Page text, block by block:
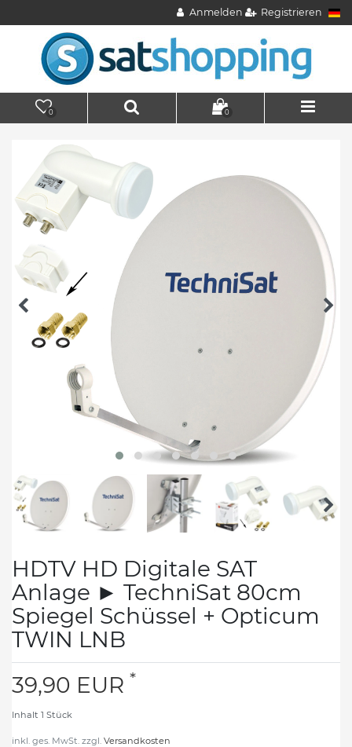
Anmelden Registrieren
0 0
HDTV HD Digitale SAT
Anlage ► TechniSat 80cm
Spiegel Schüssel + Opticum
TWIN LNB
39,90 EUR *
Inhalt 1 Stück
inkl. ges. MwSt. zzgl. Versandkosten